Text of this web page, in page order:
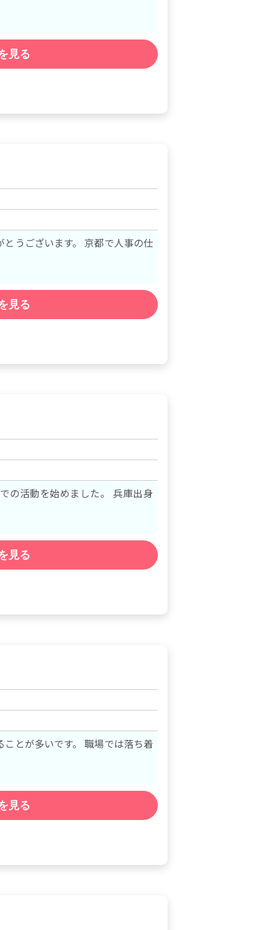
見る
うございます。 京都で人事の仕
見る
を始めました。 兵庫出身
見る
とが多いです。 職場では落ち着
見る